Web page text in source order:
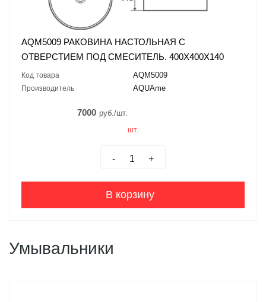
AQM5009 РАКОВИНА НАСТОЛЬНАЯ С
ОТВЕРСТИЕМ ПОД СМЕСИТЕЛЬ. 400X400X140
Код товара AQM5009
Производитель AQUAme
7000 руб./шт.
шт.
- +
В корзину
Умывальники